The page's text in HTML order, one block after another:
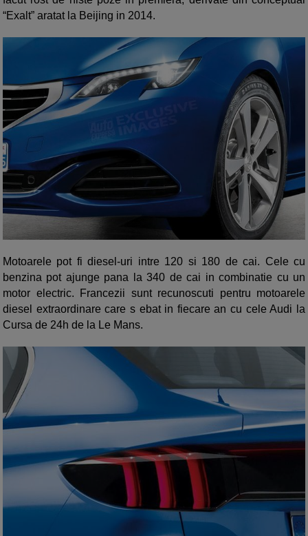
“Exalt” aratat la Beijing in 2014.
Motoarele pot fi diesel-uri intre 120 si 180 de cai. Cele cu
benzina pot ajunge pana la 340 de cai in combinatie cu un
motor electric. Francezii sunt recunoscuti pentru motoarele
diesel extraordinare care s ebat in fiecare an cu cele Audi la
Cursa de 24h de la Le Mans.